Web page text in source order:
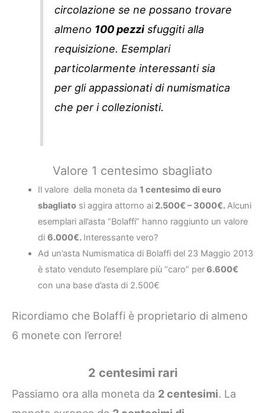
circolazione se ne possano trovare
almeno 100 pezzi sfuggiti alla
requisizione. Esemplari
particolarmente interessanti sia
per gli appassionati di numismatica
che per i collezionisti.
Valore 1 centesimo sbagliato
Il valore della moneta da 1 centesimo di euro
sbagliatosi aggira attorno ai2.500€ – 3000€. Alcuni
esemplari all’asta “Bolaffi” hanno raggiunto un valore
di 6.000€. Interessante vero?
Ad un’asta Numismatica di Bolaffi del 23 Maggio 2013
è stato venduto l’esemplare più “caro” per6.600€
con una base d’asta di 2.500€
Ricordiamo che Bolaffi è proprietario di almeno
6 monete con l’errore!
2 centesimi rari
Passiamo ora alla moneta da 2 centesimi. La